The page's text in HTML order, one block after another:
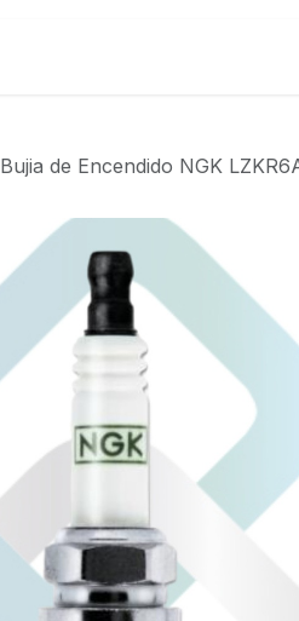
Bujia de Encendido NGK